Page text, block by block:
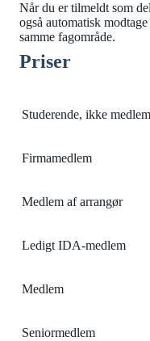
Når du er tilmeldt som
også automatisk
samme fagområde.
Priser
Studerende, ikke
Firmamedlem
Medlem af arrangør
Ledigt IDA-medlem
Medlem
Seniormedlem